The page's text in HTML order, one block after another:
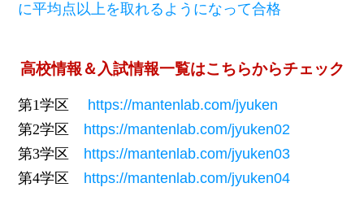
に平均点以上を取れるようになって合格
高校情報＆入試情報一覧はこちらからチェック
第1学区 https://mantenlab.com/jyuken
第2学区 https://mantenlab.com/jyuken02
第3学区 https://mantenlab.com/jyuken03
第4学区 https://mantenlab.com/jyuken04